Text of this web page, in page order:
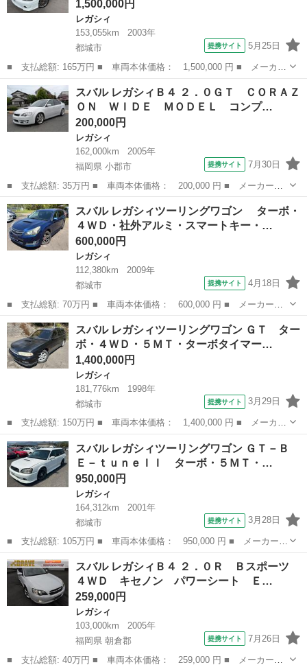
1,500,000円
レガシィ
153,055km
2003年
都城市
提携サイト 5月25日
■ 支払総額: 165万円 ■ 車両本体価格： 1,500,000 円 ■ メーカー
名： スバル ■ 車種名： レガシィＢ４ ■ グレード名： ＲＳＫ
リミテッドＩＩ ターボ・４ＷＤ・５ＭＴ・エアロ・ブースト計・Ｅ
ＴＣ・柿元...
宮崎 都城市
スバル レガシィＢ４ ２．０ＧＴ ＣＯＲＡＺ
ＯＮ ＷＩＤＥ ＭＯＤＥＬ コンプ…
200,000円
レガシィ
162,000km
2005年
福岡県 小郡市
提携サイト 7月30日
■ 支払総額: 35万円 ■ 車両本体価格： 200,000 円 ■ メーカー
名： スバル ■ 車種名： レガシィＢ４ ■ グレード名： ２．０
ＧＴ ＣＯＲＡＺＯＮ ＷＩＤＥ ＭＯＤＥＬ コンプリートカー
■ 排気量： 2...
福岡 小郡市
スバル レガシィツーリングワゴン ターボ・
４ＷＤ・社外アルミ・スマートキー・…
600,000円
レガシィ
112,380km
2009年
都城市
提携サイト 4月18日
■ 支払総額: 70万円 ■ 車両本体価格： 600,000 円 ■ メーカー
名： スバル ■ 車種名： レガシィツーリングワゴン ■ グレード
名： ターボ・４ＷＤ・社外アルミ・スマートキー・プッシュスタ
ート・パワーシー...
宮崎 都城市
スバル レガシィツーリングワゴン ＧＴ ター
ボ・４ＷＤ・５ＭＴ・ターボタイマー…
1,400,000円
レガシィ
181,776km
1998年
都城市
提携サイト 3月29日
■ 支払総額: 150万円 ■ 車両本体価格： 1,400,000 円 ■ メーカー
名： スバル ■ 車種名： レガシィツーリングワゴン ■ グレード
名： ＧＴ ターボ・４ＷＤ・５ＭＴ・ターボタイマー・純正アルミ
■ 排気...
宮崎 都城市
スバル レガシィツーリングワゴン ＧＴ－Ｂ
Ｅ－ｔｕｎｅＩＩ ターボ・５ＭＴ・…
950,000円
レガシィ
164,312km
2001年
都城市
提携サイト 3月28日
■ 支払総額: 105万円 ■ 車両本体価格： 950,000 円 ■ メーカー
名： スバル ■ 車種名： レガシィツーリングワゴン ■ グレード
名： ＧＴ－Ｂ Ｅ－ｔｕｎｅＩＩ ターボ・５ＭＴ・４ＷＤ・社外
アルミホイール...
宮崎 都城市
スバル レガシィＢ４ ２．０Ｒ Ｂスポーツ
４ＷＤ キセノン パワーシート Ｅ…
259,000円
レガシィ
103,000km
2005年
福岡県 朝倉郡
提携サイト 7月26日
■ 支払総額: 40万円 ■ 車両本体価格： 259,000 円 ■ メーカー